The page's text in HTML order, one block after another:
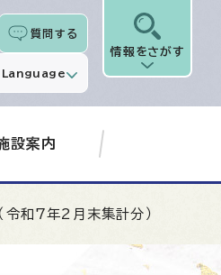
質問する
Language
情報をさがす
設案内
和7年2月末集計分）